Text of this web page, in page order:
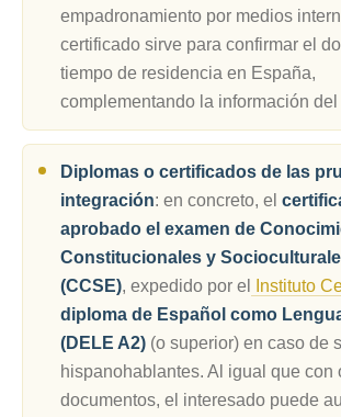
empadronamiento por medios
certificado sirve para confirmar el
tiempo de residencia en España,
complementando la información del
Diplomas o certificados de las
integración: en concreto, el
aprobado el examen de
Constitucionales y
(CCSE), expedido por el Instituto
diploma de Español como
(DELE A2)(o superior) en caso de
hispanohablantes. Al igual que con
documentos, el interesado puede